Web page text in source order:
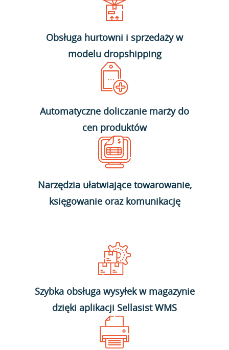
Obsługa hurtowni i sprzedaży w
modelu dropshipping
Automatyczne doliczanie marży do
cen produktów
Narzędzia ułatwiające towarowanie,
księgowanie oraz komunikację
Szybka obsługa wysyłek w magazynie
dzięki aplikacji Sellasist WMS